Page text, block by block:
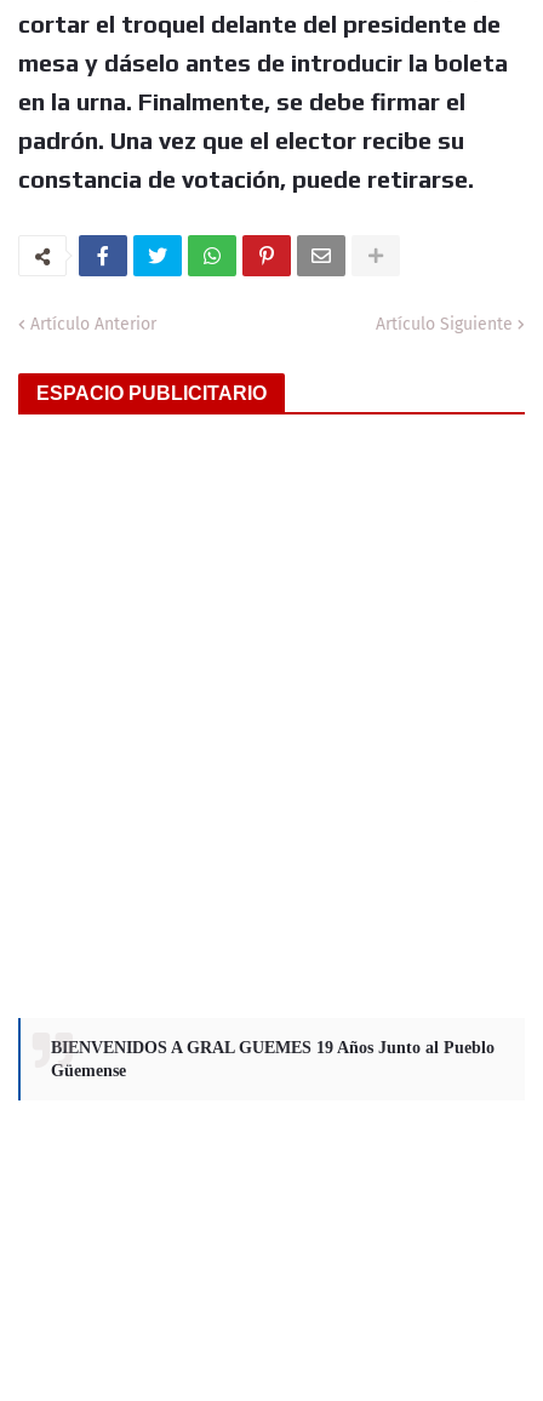
cortar el troquel delante del presidente de
mesa y dáselo antes de introducir la boleta
en la urna. Finalmente, se debe firmar el
padrón. Una vez que el elector recibe su
constancia de votación, puede retirarse.
Artículo Anterior Artículo Siguiente
ESPACIO PUBLICITARIO
BIENVENIDOS A GRAL GUEMES 19 Años Junto al Pueblo
Güemense